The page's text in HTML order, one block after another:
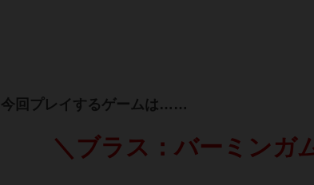
今回プレイするゲームは……
＼ブラス：バーミンガ